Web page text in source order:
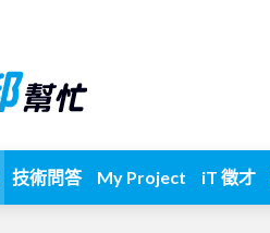
技術問答 My Project iT 徵才